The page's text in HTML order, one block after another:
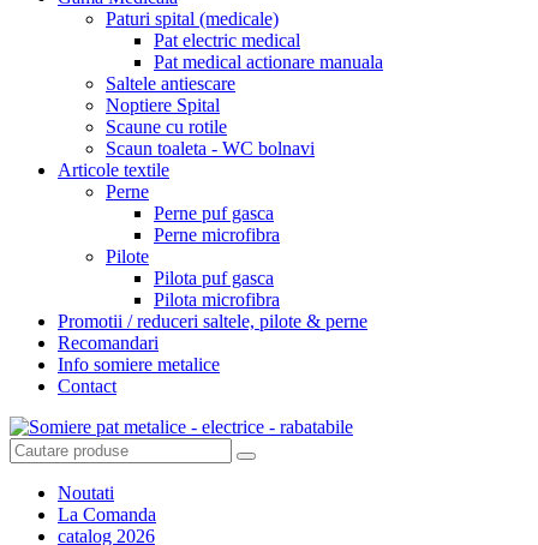
Paturi spital (medicale)
Pat electric medical
Pat medical actionare manuala
Saltele antiescare
Noptiere Spital
Scaune cu rotile
Scaun toaleta - WC bolnavi
Articole textile
Perne
Perne puf gasca
Perne microfibra
Pilote
Pilota puf gasca
Pilota microfibra
Promotii / reduceri saltele, pilote & perne
Recomandari
Info somiere metalice
Contact
Noutati
La Comanda
catalog 2026